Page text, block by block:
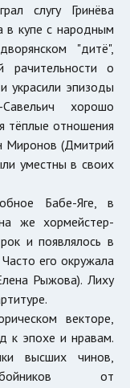
слугу Гринёва
в купе с народным
"дитё",
рачительности о
украсили эпизоды
хорошо
тёплые отношения
Миронов (Дмитрий
уместны в своих
Бабе-Яге, в
же хормейстер-
и появлялось в
его окружала
Рыжова). Лиху
векторе,
к эпохе и нравам.
высших чинов,
от